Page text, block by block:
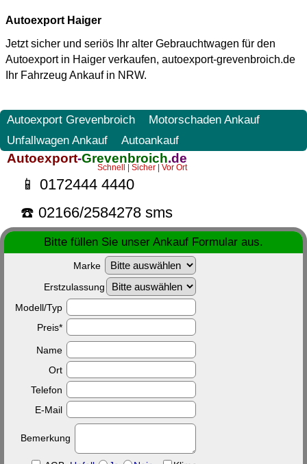
Autoexport Haiger
Jetzt sicher und seriös Ihr alter Gebrauchtwagen für den
Autoexport in Haiger verkaufen, autoexport-grevenbroich.de
Ihr Fahrzeug Ankauf in NRW.